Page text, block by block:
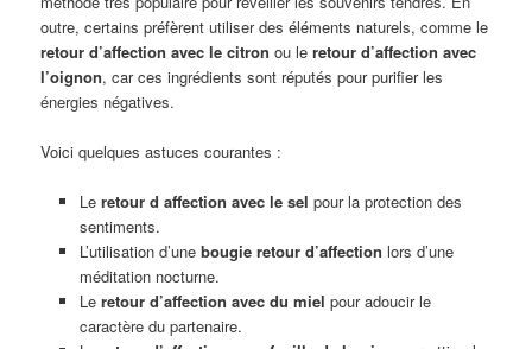
outre, certains préfèrent utiliser des éléments naturels, comme le
retour d’affection avec le citron ou leretour d’affection avec
l’oignon, car ces ingrédients sont réputés pour purifier les
énergies négatives.
Voici quelques astuces courantes :
Le retour d affection avec le sel pour la protection des
sentiments.
L’utilisation d’une bougie retour d’affection lors d’une
méditation nocturne.
Le retour d’affection avec du miel pour adoucir le
caractère du partenaire.